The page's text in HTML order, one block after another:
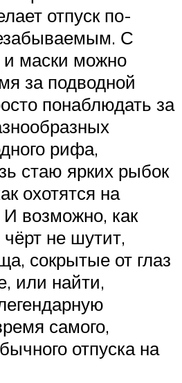
отпуск по-
С
маски можно
за подводной
понаблюдать за
рифа,
стаю ярких рыбок
охотятся на
возможно, как
не шутит,
сокрытые от глаз
или найти,
самого,
отпуска на